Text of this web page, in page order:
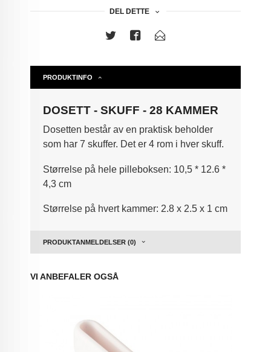
DEL DETTE
PRODUKTINFO
DOSETT - SKUFF - 28 KAMMER
Dosetten består av en praktisk beholder
som har 7 skuffer. Det er 4 rom i hver skuff.
Størrelse på hele pilleboksen: 10,5 * 12.6 *
4,3 cm
Størrelse på hvert kammer: 2.8 x 2.5 x 1 cm
PRODUKTANMELDELSER (0)
VI ANBEFALER OGSÅ